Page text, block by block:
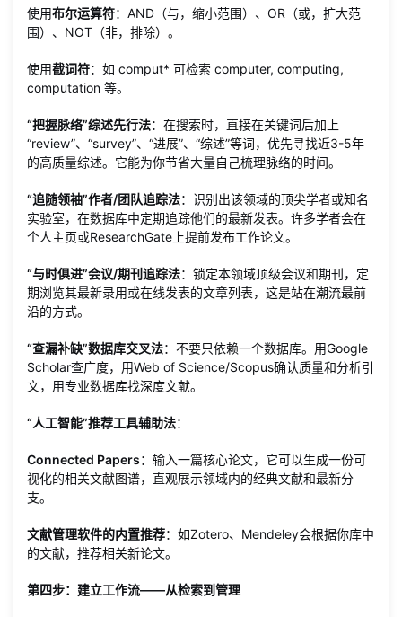
使用布尔运算符：AND（与，缩小范围）、OR（或，扩大范
围）、NOT（非，排除）。
使用截词符：如 comput* 可检索 computer, computing,
computation 等。
“把握脉络”综述先行法：在搜索时，直接在关键词后加上
“review”、“survey”、“进展”、“综述”等词，优先寻找近3-5年
的高质量综述。它能为你节省大量自己梳理脉络的时间。
“追随领袖”作者/团队追踪法：识别出该领域的顶尖学者或知名
实验室，在数据库中定期追踪他们的最新发表。许多学者会在
个人主页或ResearchGate上提前发布工作论文。
“与时俱进”会议/期刊追踪法：锁定本领域顶级会议和期刊，定
期浏览其最新录用或在线发表的文章列表，这是站在潮流最前
沿的方式。
“查漏补缺”数据库交叉法：不要只依赖一个数据库。用Google
Scholar查广度，用Web of Science/Scopus确认质量和分析引
文，用专业数据库找深度文献。
“人工智能”推荐工具辅助法：
Connected Papers：输入一篇核心论文，它可以生成一份可
视化的相关文献图谱，直观展示领域内的经典文献和最新分
支。
文献管理软件的内置推荐：如Zotero、Mendeley会根据你库中
的文献，推荐相关新论文。
第四步：建立工作流——从检索到管理